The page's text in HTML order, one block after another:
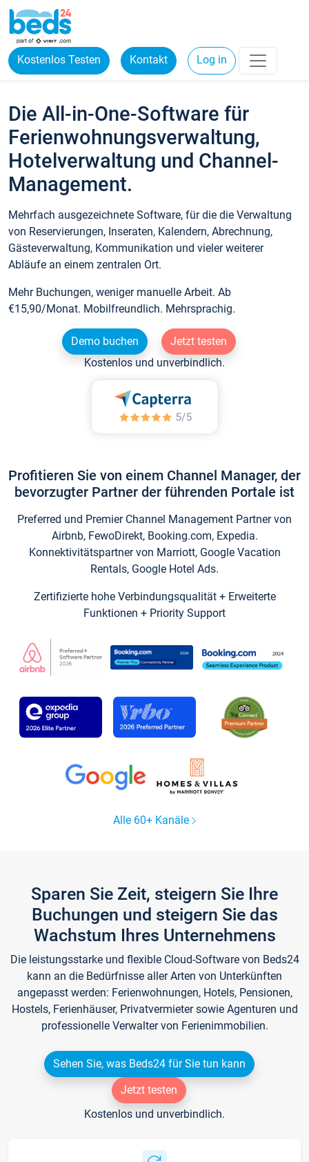
Kostenlos Testen Kontakt Log in
Die All-in-One-Software für
Ferienwohnungsverwaltung,
Hotelverwaltung und Channel-
Management.
Mehrfach ausgezeichnete Software, für die die Verwaltung
von Reservierungen, Inseraten, Kalendern, Abrechnung,
Gästeverwaltung, Kommunikation und vieler weiterer
Abläufe an einem zentralen Ort.
Mehr Buchungen, weniger manuelle Arbeit. Ab
€15,90/Monat. Mobilfreundlich. Mehrsprachig.
Demo buchen
Jetzt testen
Kostenlos und unverbindlich.
Profitieren Sie von einem Channel Manager, der
bevorzugter Partner der führenden Portale ist
Preferred und Premier Channel Management Partner von
Airbnb, FewoDirekt, Booking.com, Expedia.
Konnektivitätspartner von Marriott, Google Vacation
Rentals, Google Hotel Ads.
Zertifizierte hohe Verbindungsqualität + Erweiterte
Funktionen + Priority Support
Alle 60+ Kanäle
Sparen Sie Zeit, steigern Sie Ihre
Buchungen und steigern Sie das
Wachstum Ihres Unternehmens
Die leistungsstarke und flexible Cloud-Software von Beds24
kann an die Bedürfnisse aller Arten von Unterkünften
angepasst werden: Ferienwohnungen, Hotels, Pensionen,
Hostels, Ferienhäuser, Privatvermieter sowie Agenturen und
professionelle Verwalter von Ferienimmobilien.
Sehen Sie, was Beds24 für Sie tun kann
Jetzt testen
Kostenlos und unverbindlich.